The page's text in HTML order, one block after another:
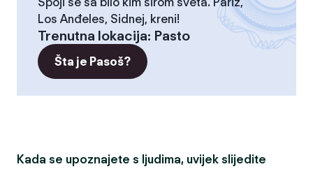
Los Anđeles, Sidnej, kreni!
Trenutna lokacija: Pasto
Šta je Pasoš?
Kada se upoznajete s ljudima, uvijek slijedite